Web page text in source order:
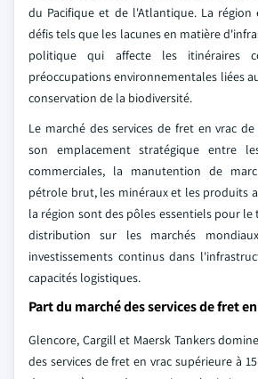
du Pacifique et de l'Atlantique. La
défis tels que les lacunes en matière
politique qui affecte les itinéraires
préoccupations environnementales liées
conservation de la biodiversité.
Le marché des services de fret en vrac
son emplacement stratégique entre
commerciales, la manutention de
pétrole brut, les minéraux et les produits
la région sont des pôles essentiels pour
distribution sur les marchés
investissements continus dans
capacités logistiques.
Part du marché des services de fret
Glencore, Cargill et Maersk Tankers
des services de fret en vrac supérieure à